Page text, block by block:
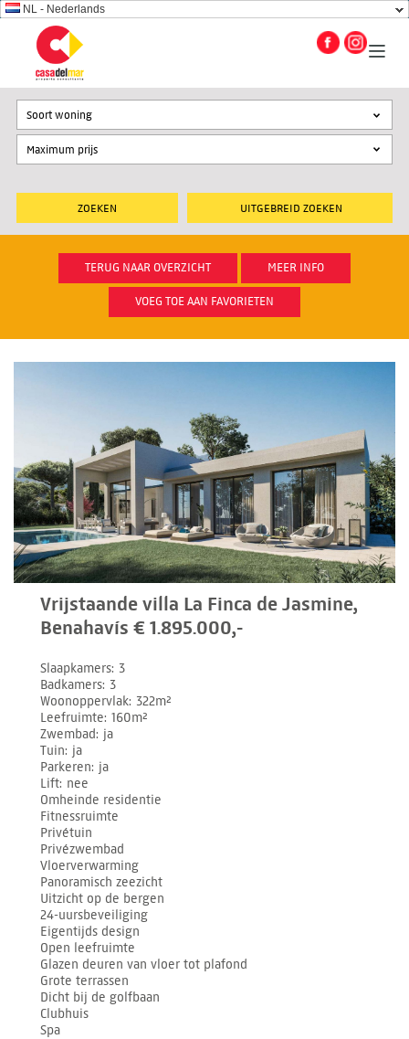
NL - Nederlands
UITGEBREID ZOEKEN
Soort woning
TERUG NAAR OVERZICHT MEER INFO
VOEG TOE AAN FAVORIETEN
Vrijstaande villa La Finca de Jasmine,
Benahavís € 1.895.000,-
Slaapkamers 3
Badkamers 3
Woonoppervlak 322m²
Leefruimte 160m²
Zwembad ja
Tuin ja
Parkeren ja
Lift nee
Omheinde residentie
Fitnessruimte
Privétuin
Privézwembad
Vloerverwarming
Panoramisch zeezicht
Uitzicht op de bergen
24-uursbeveiliging
Eigentijds design
Open leefruimte
Glazen deuren van vloer tot plafond
Grote terrassen
Dicht bij de golfbaan
Clubhuis
Spa